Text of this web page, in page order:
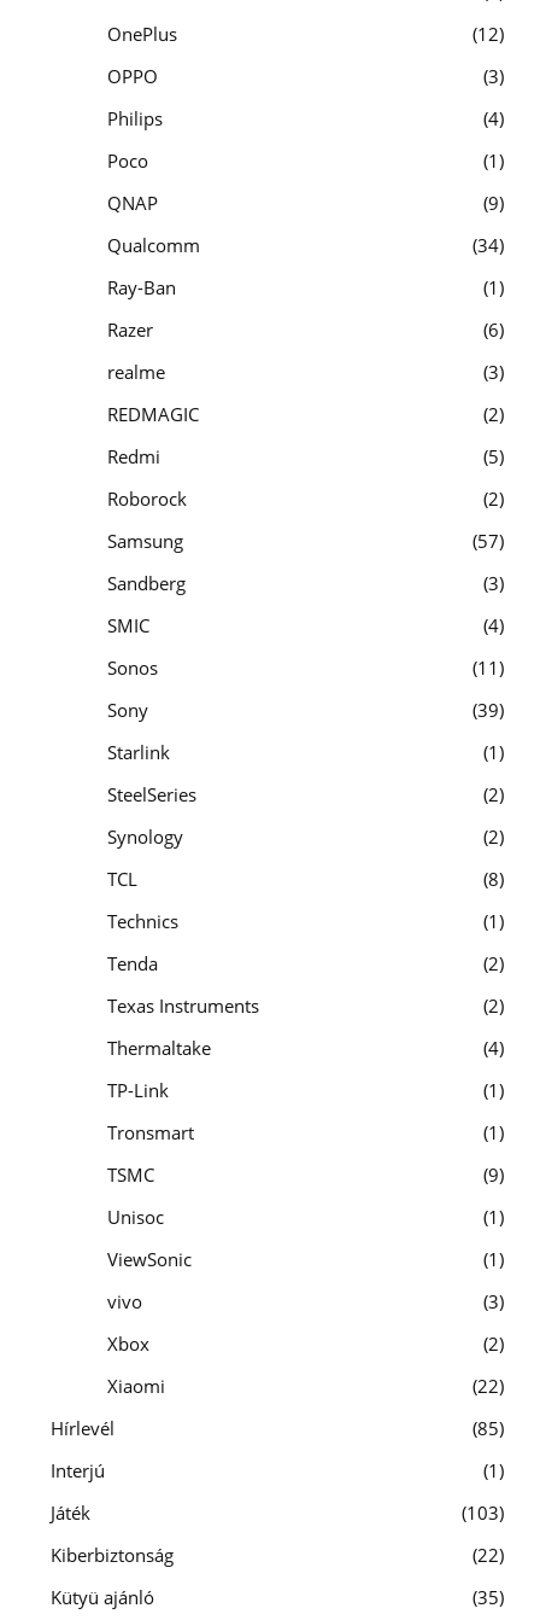
OnePlus
12
OPPO
3
Philips
4
Poco
1
QNAP
9
Qualcomm
34
Ray-Ban
1
Razer
6
realme
3
REDMAGIC
2
Redmi
5
Roborock
2
Samsung
57
Sandberg
3
SMIC
4
Sonos
11
Sony
39
Starlink
1
SteelSeries
2
Synology
2
TCL
8
Technics
1
Tenda
2
Texas Instruments
2
Thermaltake
4
TP-Link
1
Tronsmart
1
TSMC
9
Unisoc
1
ViewSonic
1
vivo
3
Xbox
2
Xiaomi
22
Hírlevél
85
Interjú
1
Játék
103
Kiberbiztonság
22
Kütyü ajánló
35